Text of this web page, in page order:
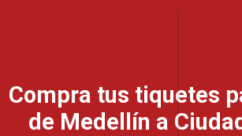
Compra tus tiquetes
de Medellín a